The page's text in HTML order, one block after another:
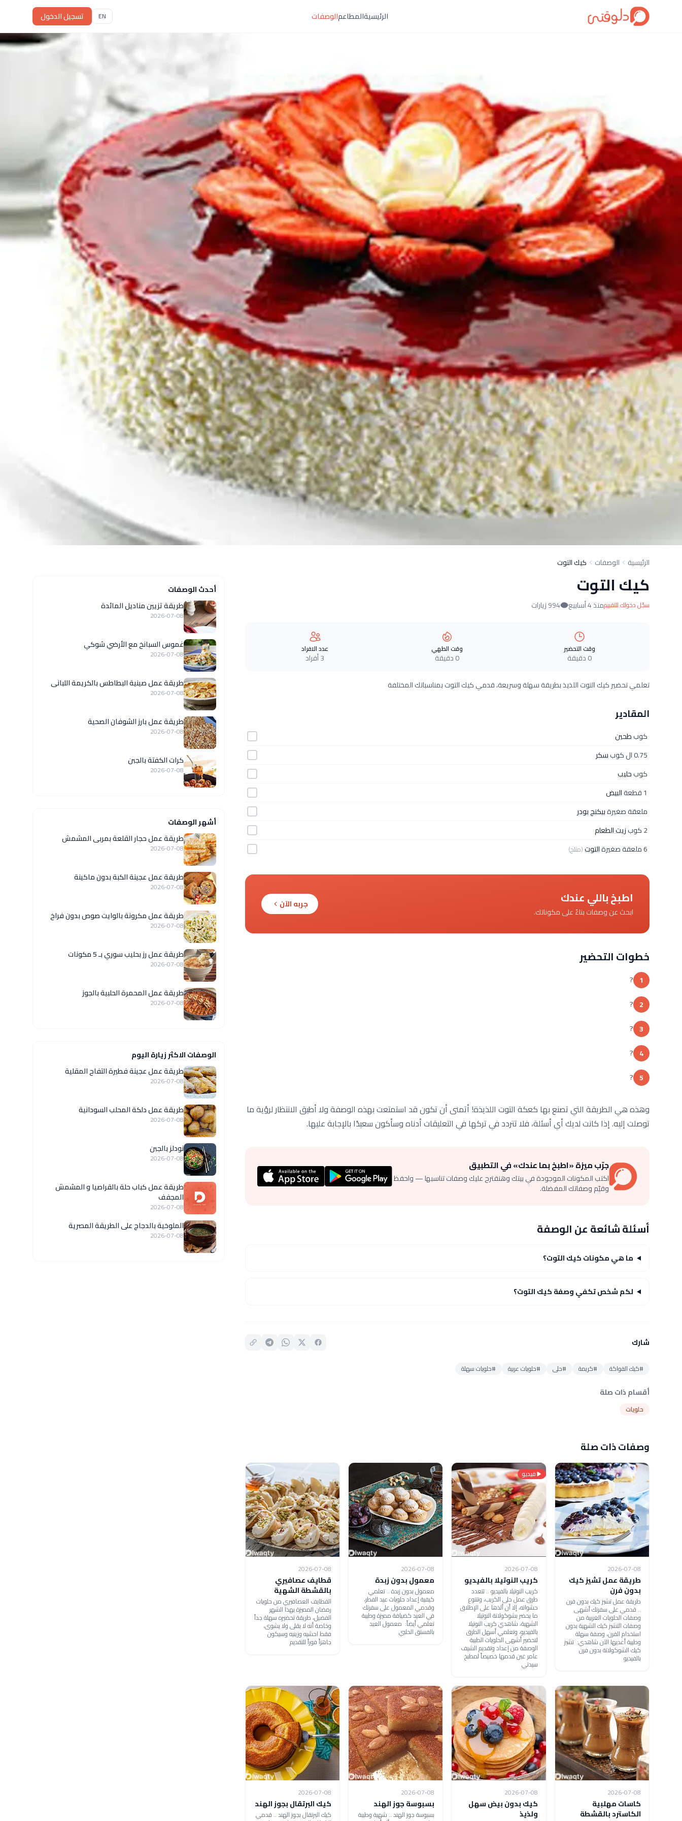
الرئيسيةالمطاعمالوصفات EN تسجيل الدخول
الرئيسية الوصفات كيك التوت
كيك التوت
سجّل دخولك للتقييممنذ 4 أسابيع 994 زيارات
وقت التحضير
0 دقيقة
وقت الطهي
0 دقيقة
عدد الافراد
3 أفراد
تعلمي تحضير كيك التوت اللذيذ بطريقة سهلة وسريعة، قدمي كيك التوت بمناسباتك المختلفة
المقادير
كوبطحين
0.75 ال كوب
سكر
كوبحليب
1 قطعة
البيض
ملعقة صغيرةبيكنج بودر
2 كوب
زيت الطعام
6 ملعقة صغيرة
التوت(مثلج)
اطبخ باللي عندك
ابحث عن وصفات بناءً على مكوناتك.
جربه الآن
خطوات التحضير
1
?
2
?
3
?
4
?
5
?
وهذه هي الطريقة التي تصنع بها كعكة التوت اللذيذة! أتمنى أن تكون قد استمتعت بهذه الوصفة ولا أطيق الانتظار لرؤية ما
توصلت إليه. إذا كانت لديك أي أسئلة، فلا تتردد في تركها في التعليقات أدناه وسأكون سعيدًا بالإجابة عليها.
جرّب ميزة «اطبخ بما عندك» في التطبيق
اكتب المكونات الموجودة في بيتك وهنقترح عليك وصفات تناسبها — واحفظ
وقيّم وصفاتك المفضلة.
أسئلة شائعة عن الوصفة
ما هي مكونات كيك التوت؟
لكم شخص تكفي وصفة كيك التوت؟
شارك
#كيك الفواكة #كريمة #حلى #حلويات عربية #حلويات سهلة
أقسام ذات صلة
حلويات
وصفات ذات صلة
2026-07-08
طريقة عمل تشيز كيك
بدون فرن
طريقة عمل تشيز كيك بدون فرن
.. قدمي على سفرتك أشهى
وصفات الحلويات الغربية من
وصفات التشيز كيك الشهية بدون
استخدام الفرن، وصفة سهلة
وطيبة أعديها الآن شاهدي: تشيز
كيك الشوكولاتة بدون فرن
بالفيديو
فيديو
2026-07-08
كريب النوتيلا بالفيديو
كريب النوتيلا بالفيديو .. تتعدد
طرق عمل حلى الكريب، وتتنوع
حشواته، إلا أن ألذها على الإطلاق
ما يحضر بشوكولاتة النوتيلا
الشهية، شاهدي كريب النوتيلا
بالفيديو، وتعلمي أسهل الطرق
لتحضير أشهى الحلويات الطيبة
الوصفة من إعداد وتقديم الشيف
عامر غبن قدمها خصيصاً لمطبخ
سيدتي
2026-07-08
معمول بدون زبدة
معمول بدون زبدة .. تعلمي
كيفية إعداد حلويات عيد الفطر،
وقدمي المعمول على سفرتك
في العيد كضيافة مميزة وطيبة
تعلمي أيضاً: معمول العيد
بالفستق الحلبي
2026-07-08
قطايف عصافيري
بالقشطة الشهية
القطايف العصافيري من حلويات
رمضان المميزة بهذا الشهر
الفضيل، طريقة تحضيره سهلة جداً
وخاصة أنه لا يقلى ولا يشوى،
فقط احشيه وزينيه وسيكون
جاهزاً فوراً للتقديم
2026-07-08
كاسات مهلبية
الكاسترد بالقشطة
2026-07-08
كيك بدون بيض سهل
ولذيذ
2026-07-08
بسبوسة جوز الهند
بسبوسة جوز الهند .. شهية وطيبة
2026-07-08
كيك البرتقال بجوز الهند
كيك البرتقال بجوز الهند .. قدمي
أحدث الوصفات
طريقة تزيين مناديل المائدة
2026-07-08
غموس السبانخ مع الأرضي شوكي
2026-07-08
طريقة عمل صينية البطاطس بالكريمة اللبانى
2026-07-08
طريقة عمل بارز الشوفان الصحية
2026-07-08
كرات الكفتة بالجبن
2026-07-08
أشهر الوصفات
طريقة عمل حجار القلعة بمربى المشمش
2026-07-08
طريقة عمل عجينة الكبة بدون ماكينة
2026-07-08
طريقة عمل مكرونة بالوايت صوص بدون فراخ
2026-07-08
طريقة عمل رز بحليب سوري بـ 5 مكونات
2026-07-08
طريقة عمل المحمرة الحلبية بالجوز
2026-07-08
الوصفات الاكثر زيارة اليوم
طريقة عمل عجينة فطيرة التفاح المقلية
2026-07-08
طريقة عمل دلكة المحلب السودانية
2026-07-08
نودلز بالجبن
2026-07-08
طريقة عمل كباب حلة بالقراصيا و المشمش
المجفف
2026-07-08
الملوخية بالدجاج على الطريقة المصرية
2026-07-08